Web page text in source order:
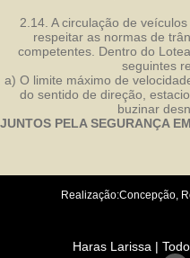
2.14. A circulação de
respeitar as normas de
competentes. Dentro do
seguintes
a) O limite máximo de
do sentido de direção,
buzinar
JUNTOS PELA SEGURANÇA
Realização:Concepção,
Haras Larissa |